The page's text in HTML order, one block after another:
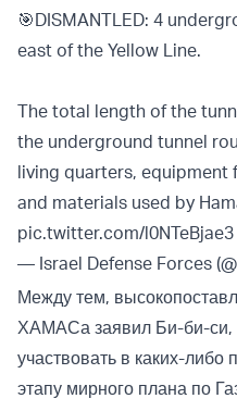
🎯DISMANTLED: 4
east of the Yellow Line.
The total length of the
the underground tunnel
living quarters, equipment
and materials used by
pic.twitter.com/l0NTeBjae3
— Israel Defense Forces
Между тем,
ХАМАСа заявил Би-би-си,
участвовать в каких-либо
этапу мирного плана по